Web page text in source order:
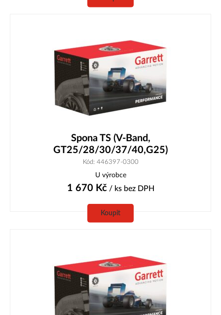
Spona TS (V-Band,
GT25/28/30/37/40,G25)
Kód: 446397-0300
U výrobce
1 670 Kč/ ks bez DPH
Koupit